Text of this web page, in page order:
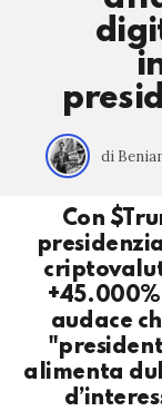
di
Con
audace
alimenta